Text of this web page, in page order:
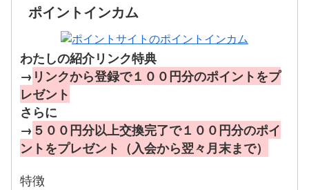
ポイントインカム
わたしの紹介リンク特典
→ リンクから登録で１００円分のポイントをプ
レゼント
さらに
→ ５００円分以上交換完了で１００円分のポイ
ントをプレゼント（入会から翌々月末まで）
特徴